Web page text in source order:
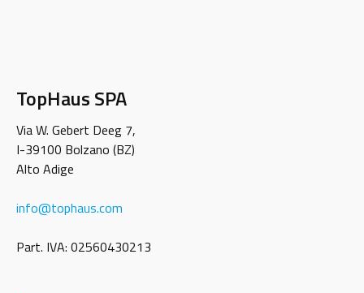
TopHaus SPA
Via W. Gebert Deeg 7,
I-39100 Bolzano (BZ)
Alto Adige
info@tophaus.com
Part. IVA: 02560430213